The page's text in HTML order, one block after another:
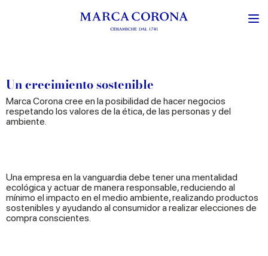
Un crecimiento sostenible
Marca Corona cree en la posibilidad de hacer negocios
respetando los valores de la ética, de las personas y del
ambiente.
Una empresa en la vanguardia debe tener una mentalidad
ecológica y actuar de manera responsable, reduciendo al
mínimo el impacto en el medio ambiente, realizando productos
sostenibles y ayudando al consumidor a realizar elecciones de
compra conscientes.